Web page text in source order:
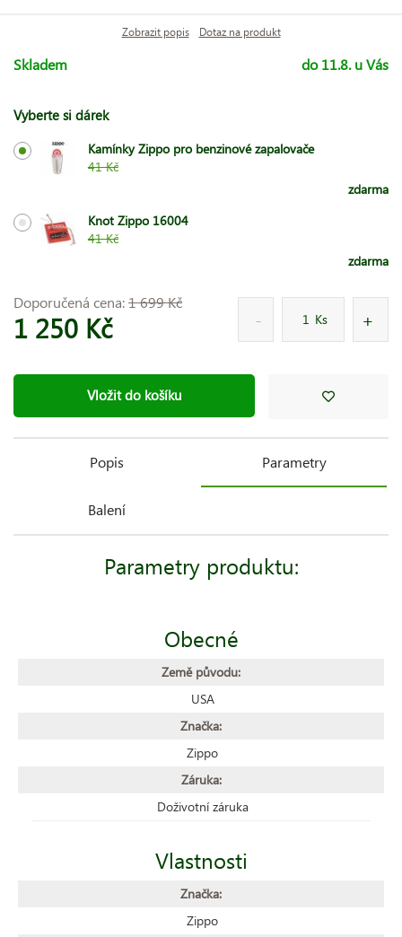
Zobrazit popis Dotaz na produkt
Skladem do 11.8. u Vás
Vyberte si dárek
Kamínky Zippo pro benzinové zapalovače
41 Kč
zdarma
Knot Zippo 16004
41 Kč
zdarma
Doporučená cena:1 699 Kč
1 250 Kč Ks
Vložit do košíku
Popis Parametry
Balení
Parametry produktu:
Obecné
Země původu:
USA
Značka:
Zippo
Záruka:
Doživotní záruka
Vlastnosti
Značka:
Zippo